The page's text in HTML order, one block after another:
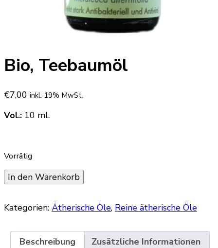
Bio, Teebaumöl
€7,00 inkl. 19% MwSt.
Vol.: 10 mL
Vorrätig
Bio,
Teebaumöl
In den Warenkorb
Kategorien: Ätherische Öle, Reine ätherische Öle
Beschreibung
Zusätzliche Informationen